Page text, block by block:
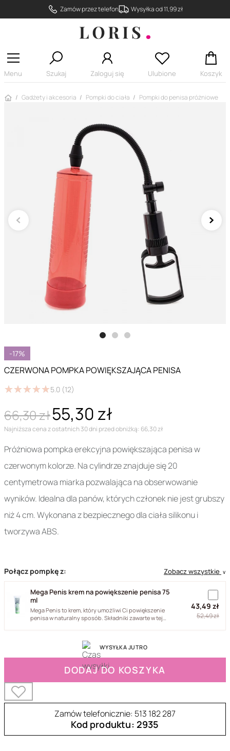
Zamów przez telefon Wysyłka od 11,99 zł
Menu Szukaj Zaloguj się Ulubione Koszyk
Strona główna
Gadżety i akcesoria Pompki do ciała Pompki do penisa próżniowe
-17%
CZERWONA POMPKA POWIĘKSZAJĄCA PENISA
★★★★★
★★★★★5.0 (12)
66,30 zł55,30 zł
Najniższa cena z ostatnich 30 dni przed obniżką: 66,30 zł
Próżniowa pompka erekcyjna powiększająca penisa w
czerwonym kolorze. Na cylindrze znajduje się 20
centymetrowa miarka pozwalająca na obserwowanie
wyników. Idealna dla panów, których członek nie jest grubszy
niż 4 cm. Wykonana z bezpiecznego dla ciała silikonu i
tworzywa ABS.
Połącz pompkę z: Zobacz wszystkie ∨
Mega Penis krem na powiększenie penisa 75
ml
Mega Penis to krem, który umożliwi Ci powiększenie
penisa w naturalny sposób. Składniki zawarte w tej
43,49 zł
52,49 zł
WYSYŁKA JUTRO
DODAJ DO KOSZYKA
Zamów telefonicznie: 513 182 287
Kod produktu: 2935